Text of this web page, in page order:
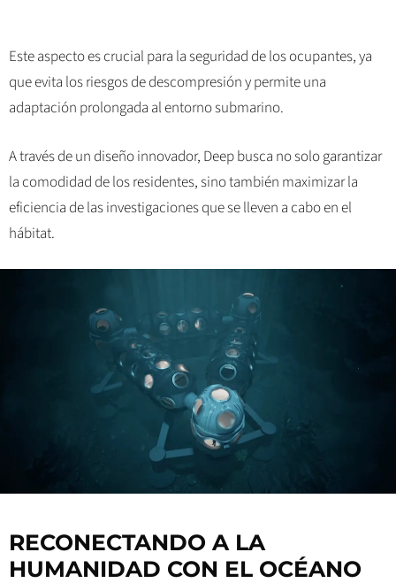
Este aspecto es crucial para la seguridad de los ocupantes, ya
que evita los riesgos de descompresión y permite una
adaptación prolongada al entorno submarino.
A través de un diseño innovador, Deep busca no solo garantizar
la comodidad de los residentes, sino también maximizar la
eficiencia de las investigaciones que se lleven a cabo en el
hábitat.
RECONECTANDO A LA
HUMANIDAD CON EL OCÉANO